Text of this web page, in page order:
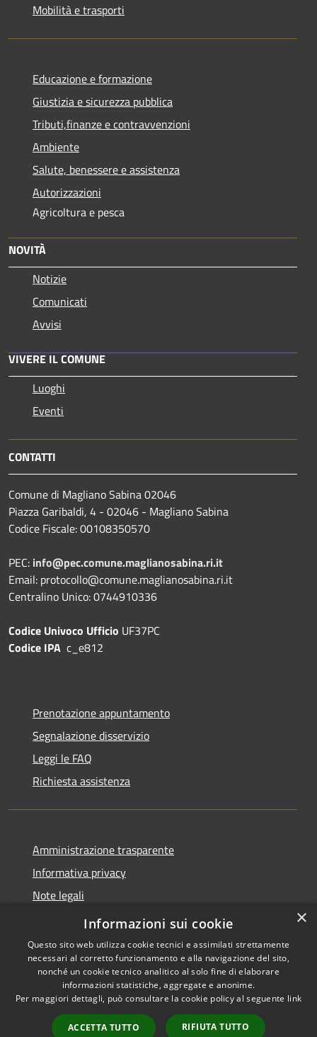
Mobilità e trasporti
Educazione e formazione
Giustizia e sicurezza pubblica
Tributi,finanze e contravvenzioni
Ambiente
Salute, benessere e assistenza
Autorizzazioni
Agricoltura e pesca
NOVITÀ
Notizie
Comunicati
Avvisi
VIVERE IL COMUNE
Luoghi
Eventi
CONTATTI
Comune di Magliano Sabina 02046
Piazza Garibaldi, 4 - 02046 - Magliano Sabina
Codice Fiscale: 00108350570
PEC: info@pec.comune.maglianosabina.ri.it
Email: protocollo@comune.maglianosabina.ri.it
Centralino Unico: 0744910336
Codice Univoco Ufficio UF37PC
Codice IPA c_e812
Prenotazione appuntamento
Segnalazione disservizio
Leggi le FAQ
Richiesta assistenza
Amministrazione trasparente
Informativa privacy
Note legali
Dichiarazione di accessibilità
Accessibilità
Copyright © 2026 • Comune di
Magliano Sabina • Powered by
Municipium•
Accesso
×
Informazioni sui cookie
Questo sito web utilizza cookie tecnici e assimilati strettamente
necessari al corretto funzionamento e alla navigazione del sito,
nonché un cookie tecnico analitico al solo fine di elaborare
informazioni statistiche, aggregate e anonime.
Per maggiori dettagli, può consultare la cookie policy al seguente link
ACCETTA TUTTO RIFIUTA TUTTO